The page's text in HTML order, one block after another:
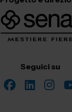
Seguici su